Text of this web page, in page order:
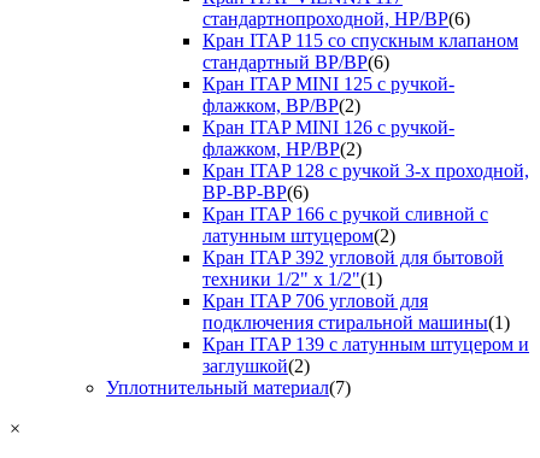
стандартнопроходной, НР/ВР(6)
Кран ITAP 115 со спускным клапаном
стандартный ВР/ВР(6)
Кран ITAP MINI 125 с ручкой-
флажком, ВР/ВР(2)
Кран ITAP MINI 126 с ручкой-
флажком, НР/ВР(2)
Кран ITAP 128 с ручкой 3-х проходной,
ВР-ВР-ВР(6)
Кран ITAP 166 с ручкой сливной с
латунным штуцером(2)
Кран ITAP 392 угловой для бытовой
техники 1/2" х 1/2"(1)
Кран ITAP 706 угловой для
подключения стиральной машины(1)
Кран ITAP 139 с латунным штуцером и
заглушкой(2)
Уплотнительный материал(7)
×